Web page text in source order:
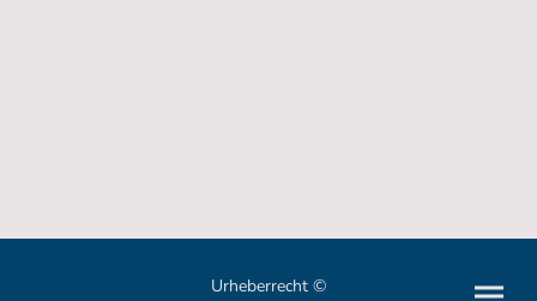
Urheberrecht ©